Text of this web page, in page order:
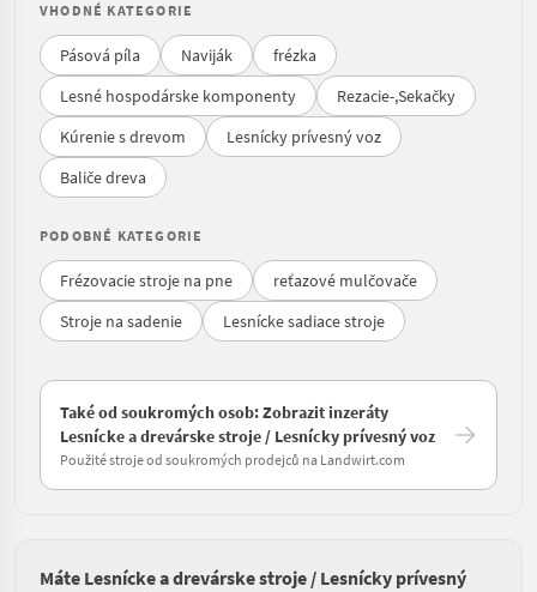
VHODNÉ KATEGORIE
Pásová píla Naviják
frézka
Lesné hospodárske komponenty
Rezacie-,Sekačky
Kúrenie s drevom
Lesnícky prívesný voz
Baliče dreva
PODOBNÉ KATEGORIE
Frézovacie stroje na pne
reťazové mulčovače
Stroje na sadenie
Lesnícke sadiace stroje
Také od soukromých osob: Zobrazit inzeráty
Lesnícke a drevárske stroje / Lesnícky prívesný voz
Použité stroje od soukromých prodejců na Landwirt.com
Máte Lesnícke a drevárske stroje / Lesnícky prívesný